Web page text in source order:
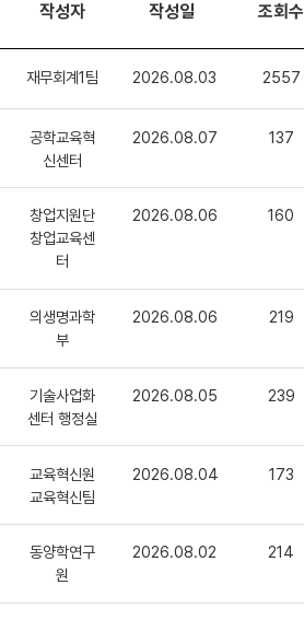
작성자 작성일 조회수
재무회계1팀 2026.08.03 2557
공학교육혁
신센터
2026.08.07 137
창업지원단
창업교육센
터
2026.08.06 160
의생명과학
부
2026.08.06 219
기술사업화
센터 행정실
2026.08.05 239
교육혁신원
교육혁신팀
2026.08.04 173
동양학연구
원
2026.08.02 214